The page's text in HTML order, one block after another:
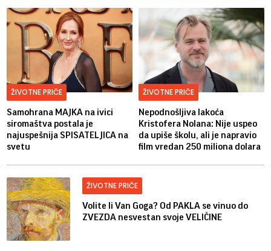
ŽIVOTNE PRIČE
Samohrana MAJKA na ivici
siromaštva postala je
najuspešnija SPISATELJICA na
svetu
ŽIVOTNE PRIČE
Nepodnošljiva lakoća
Kristofera Nolana: Nije uspeo
da upiše školu, ali je napravio
film vredan 250 miliona dolara
ŽIVOTNE PRIČE
Volite li Van Goga? Od PAKLA se vinuo do
ZVEZDA nesvestan svoje VELIČINE